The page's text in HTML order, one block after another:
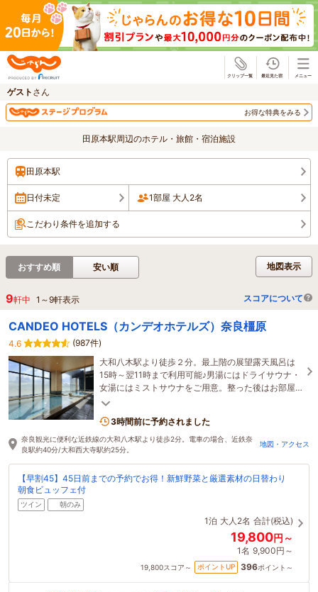
ゲスト さん
お得な特典をみる
田原本駅周辺のホテル・旅館・宿泊施設
田原本駅
日付未定 1部屋 大人2名
こだわり条件を追加する
地図表示
おすすめ順 安い順
9軒中 1 ～9軒表示 スコアについて
CANDEO HOTELS（カンデオホテルズ）奈良橿原
4.6
(987件)
大和八木駅より徒歩２分。最上階の展望露天風呂は
15時～翌11時まで利用可能♪男湯にはドライサウナ・
女湯にはミストサウナをご用意。整った後はお部屋
や湯上り処でのんびりお過ごしください。
3時間前に予約されました
奈良観光に便利な近鉄線の大和八木駅より徒歩2分。電車の場合、近鉄奈
良駅約40分/大和西大寺駅約25分。
地図・アクセス
【早割45】45日前までの予約でお得！新鮮野菜と厳選素材の日替わり
朝食ビュッフェ付
ツイン 朝のみ
1泊 大人2名 合計(税込)
19,800円～
1名 9,900円～
19,800スコア～ ポイントUP 396ポイント～